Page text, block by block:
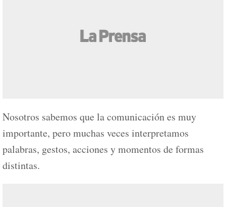
Nosotros sabemos que la comunicación es muy
importante, pero muchas veces interpretamos
palabras, gestos, acciones y momentos de formas
distintas.